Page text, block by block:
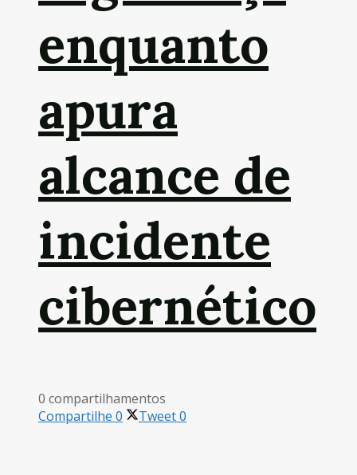
enquanto
apura
alcance de
incidente
cibernético
0 compartilhamentos
Compartilhe 0 Tweet0